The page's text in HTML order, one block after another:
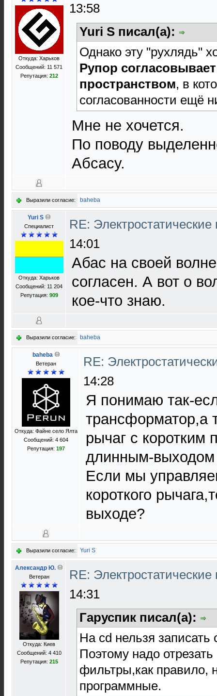
Откуда: Харьков
Сообщений: 11 571
Репутация: 212
13:58
Yuri S писал(а):
Однако эту "рухлядь"
Рупор
пространством, в
согласованности ещё
Мне не хочется.
По поводу
Абсасу.
Выразили согласие: baheba
Yuri S
Специалист
Откуда: Харьков
Сообщений: 11 204
Репутация: 909
RE:
14:01
Абас на своей
согласен. А вот о
кое-что знаю.
Выразили согласие: baheba
baheba
Ветеран
Откуда: Файне село Ялта
Сообщений: 4 604
Репутация: 197
RE:
14:28
Я понимаю так-
трансформатор,а
рычаг с коротким
длинным-выходом
Если мы
короткого
выходе?
Выразили согласие: Yuri S
Александр Ю.
Ветеран
Откуда: Киев
Сообщений: 4 410
Репутация: 215
RE:
14:31
Гаруспик писал(а):
На cd нельзя записать
Поэтому надо
фильтры,как правило,
программные.